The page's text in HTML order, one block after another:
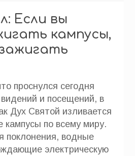
Если вы
кампусы,
проснулся сегодня
и посещений, в
Дух Святой изливается
кампусы по всему миру.
поклонения, водные
электрическую